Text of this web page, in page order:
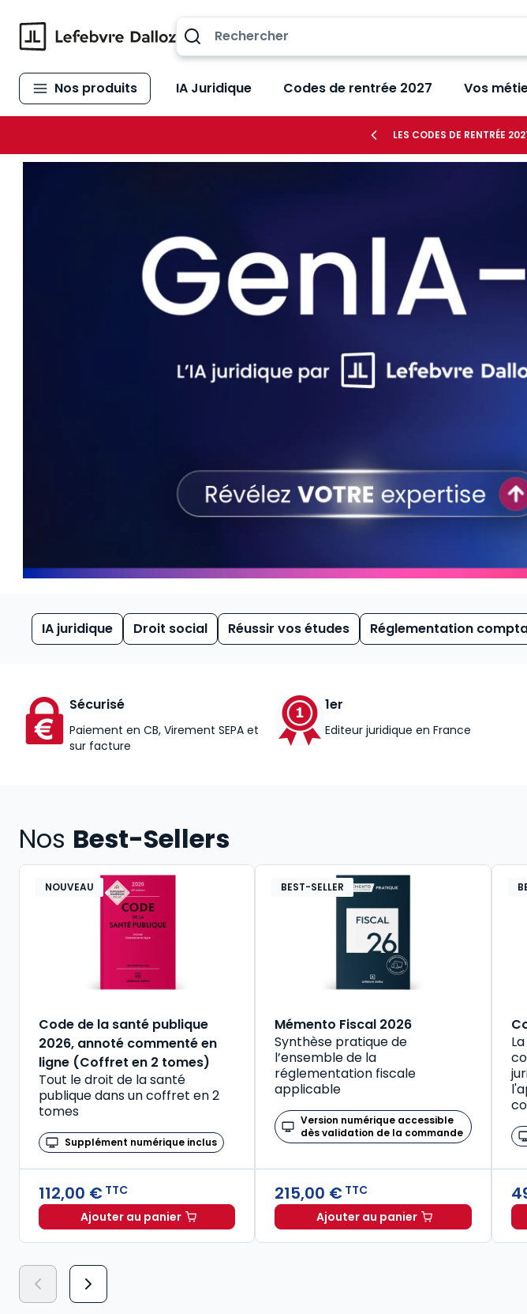
Nos produits IA Juridique Codes de rentrée 2027 Vos
LES CODES DE RENTRÉE
IA juridique Droit social Réussir vos études Réglementation
Sécurisé
Paiement en CB, Virement SEPA et
sur facture
1er
Editeur juridique en France
Nos Best-Sellers
NOUVEAU
Code de la santé publique
2026, annoté commenté en
ligne (Coffret en 2 tomes)
Tout le droit de la santé
publique dans un coffret en 2
tomes
Supplément numérique inclus
112,00 € TTC
Ajouter au panier
BEST-SELLER
Mémento Fiscal 2026
Synthèse pratique de
l’ensemble de la
réglementation fiscale
applicable
Version numérique accessible
dès validation de la commande
215,00 € TTC
Ajouter au panier
Mémento Fiscal 2026 à TTC